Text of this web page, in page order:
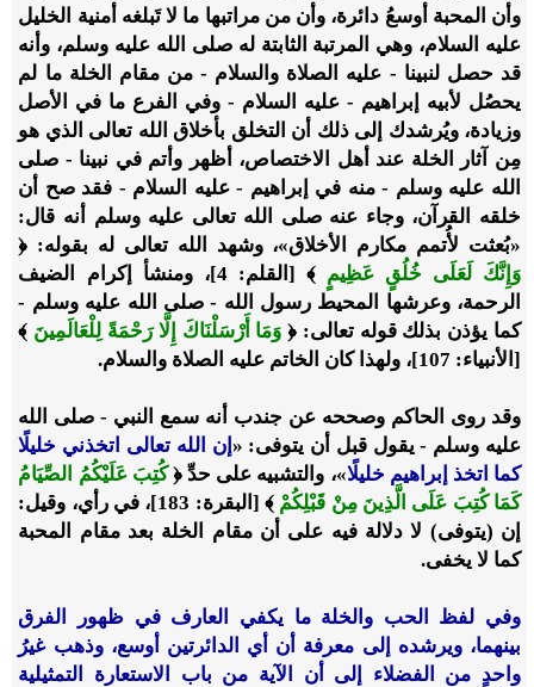
وأن المحبة أوسعُ دائرة، وأن من مراتبها ما لا تَبلغه أمنية الخليل
عليه السلام، وهي المرتبة الثابتة له صلى الله عليه وسلم، وأنه
قد حصل لنبينا - عليه الصلاة والسلام - من مقام الخلة ما لم
يحصُل لأبيه إبراهيم - عليه السلام - وفي الفرع ما في الأصل
وزيادة، ويُرشدك إلى ذلك أن التخلق بأخلاق الله تعالى الذي هو
مِن آثار الخلة عند أهل الاختصاص، أظهر وأتم في نبينا - صلى
الله عليه وسلم - منه في إبراهيم - عليه السلام - فقد صح أن
خلقه القرآن، وجاء عنه صلى الله تعالى عليه وسلم أنه قال:
«بُعثت لأُتمم مكارم الأخلاق»، وشهد الله تعالى له بقوله: ﴿
وَإِنَّكَ لَعَلَى خُلُقٍ عَظِيمٍ
﴾ [القلم: 4]، ومنشأ إكرام الضيف
الرحمة، وعرشها المحيط رسول الله - صلى الله عليه وسلم -
كما يؤذن بذلك قوله تعالى: ﴿ وَمَا أَرْسَلْنَاكَ إِلَّا رَحْمَةً لِلْعَالَمِينَ ﴾
[الأنبياء: 107]، ولهذا كان الخاتم عليه الصلاة والسلام.
وقد روى الحاكم وصححه عن جندب أنه سمع النبي - صلى الله
عليه وسلم - يقول قبل أن يتوفى: « إن الله تعالى اتخذني خليلًا
كما اتخذ إبراهيم خليلًا»، والتشبيه على حدِّ ﴿كُتِبَ عَلَيْكُمُ الصِّيَامُ
كَمَا كُتِبَ عَلَى الَّذِينَ مِنْ قَبْلِكُمْ
﴾ [البقرة: 183]، في رأي، وقيل:
إن (يتوفى) لا دلالة فيه على أن مقام الخلة بعد مقام المحبة
كما لا يخفى.
وفي لفظ الحب والخلة ما يكفي العارف في ظهور الفرق
بينهما، ويرشده إلى معرفة أن أي الدائرتين أوسع، وذهب غيرُ
واحدٍ من الفضلاء إلى أن الآية من باب الاستعارة التمثيلية